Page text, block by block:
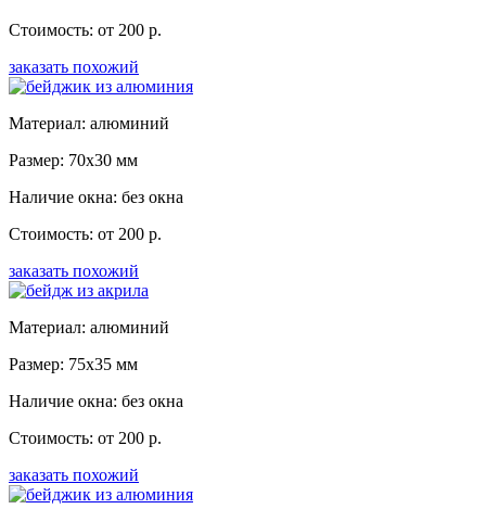
Стоимость: от 200 р.
заказать похожий
Материал: алюминий
Размер: 70x30 мм
Наличие окна: без окна
Стоимость: от 200 р.
заказать похожий
Материал: алюминий
Размер: 75x35 мм
Наличие окна: без окна
Стоимость: от 200 р.
заказать похожий